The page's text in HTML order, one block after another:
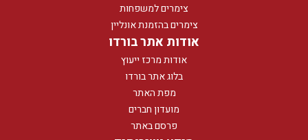
צימרים למשפחות
צימרים בהזמנת אונליין
אודות אתר בורדו
אודות מרכז ייעוץ
בלוג אתר בורדו
מפת האתר
מועדון חברים
פרסם באתר